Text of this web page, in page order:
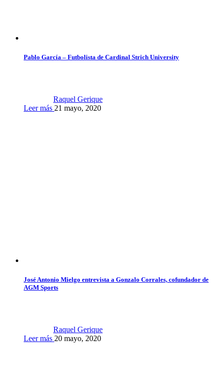
Pablo García – Futbolista de Cardinal Strich University
Raquel Gerique
Leer más 21 mayo, 2020
José Antonio Mielgo entrevista a Gonzalo Corrales, cofundador de
AGM Sports
Raquel Gerique
Leer más 20 mayo, 2020